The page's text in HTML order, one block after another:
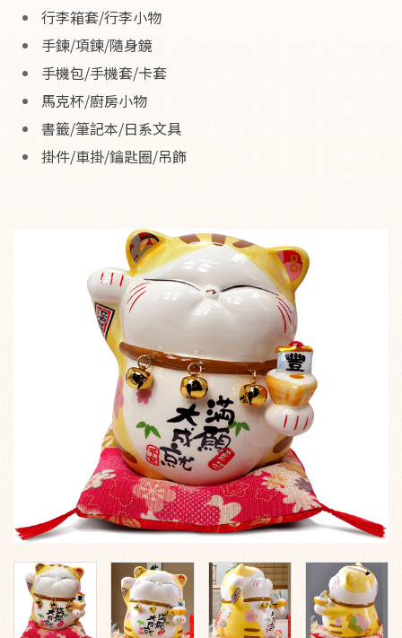
行李箱套/行李小物
手鍊/項鍊/隨身鏡
手機包/手機套/卡套
馬克杯/廚房小物
書籤/筆記本/日系文具
掛件/車掛/鑰匙圈/吊飾